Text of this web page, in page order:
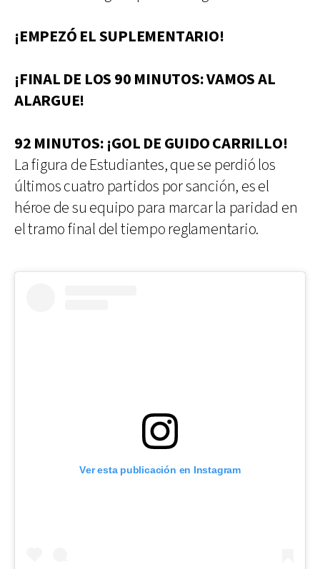
¡EMPEZÓ EL SUPLEMENTARIO!
¡FINAL DE LOS 90 MINUTOS: VAMOS AL
ALARGUE!
92 MINUTOS: ¡GOL DE GUIDO CARRILLO!
La figura de Estudiantes, que se perdió los
últimos cuatro partidos por sanción, es el
héroe de su equipo para marcar la paridad en
el tramo final del tiempo reglamentario.
Ver esta publicación en Instagram